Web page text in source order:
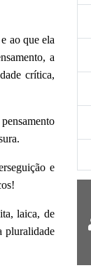
ao que ela
a
crítica,
e
laica, de
pluralidade